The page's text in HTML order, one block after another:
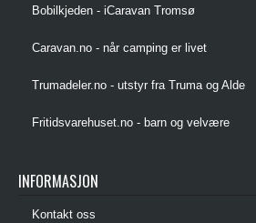
Bobilkjeden - iCaravan Tromsø
Caravan.no - når camping er livet
Trumadeler.no - utstyr fra Truma og Alde
Fritidsvarehuset.no - barn og velvære
INFORMASJON
Kontakt oss